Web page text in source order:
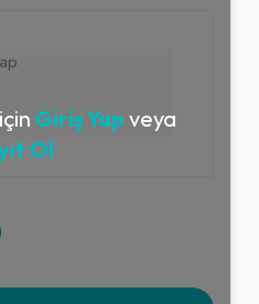
Giriş Yap veya
Ol